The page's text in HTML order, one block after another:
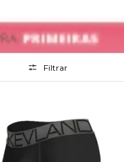
Filtrar